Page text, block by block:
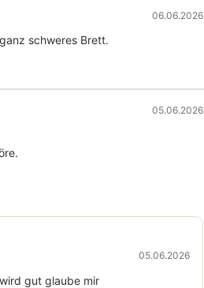
06.06.2026
schweres Brett.
05.06.2026
05.06.2026
gut glaube mir